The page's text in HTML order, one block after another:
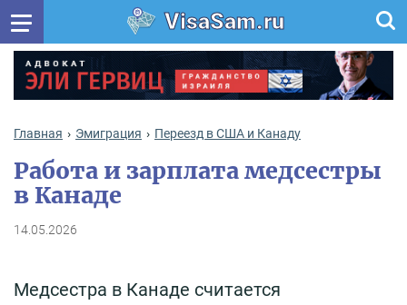
VisaSam.ru
Главная Эмиграция Переезд в США и Канаду
Работа и зарплата медсестры
в Канаде
14.05.2026
Медсестра в Канаде считается